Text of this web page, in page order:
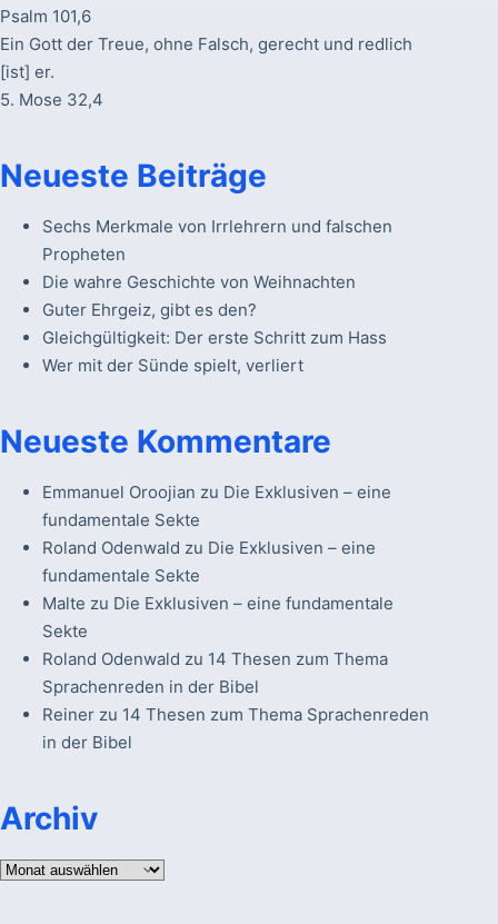
Psalm 101,6
Ein Gott der Treue, ohne Falsch, gerecht und redlich
[ist] er.
5. Mose 32,4
Neueste Beiträge
Sechs Merkmale von Irrlehrern und falschen
Propheten
Die wahre Geschichte von Weihnachten
Guter Ehrgeiz, gibt es den?
Gleichgültigkeit: Der erste Schritt zum Hass
Wer mit der Sünde spielt, verliert
Neueste Kommentare
Emmanuel Oroojian zu Die Exklusiven – eine
fundamentale Sekte
Roland Odenwald zu Die Exklusiven – eine
fundamentale Sekte
Malte zu Die Exklusiven – eine fundamentale
Sekte
Roland Odenwald zu 14 Thesen zum Thema
Sprachenreden in der Bibel
Reinerzu 14 Thesen zum Thema Sprachenreden
in der Bibel
Archiv
Archiv